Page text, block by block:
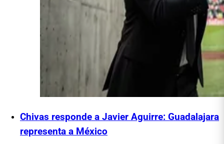
Chivas responde a Javier Aguirre: Guadalajara
representa a México